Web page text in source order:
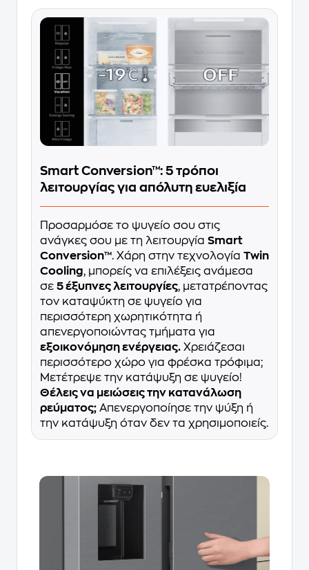
Smart Conversion™: 5 τρόποι
λειτουργίας για απόλυτη ευελιξία
Προσαρμόσε το ψυγείο σου στις
ανάγκες σου με τη λειτουργία Smart
Conversion™. Χάρη στην τεχνολογία Twin
Cooling, μπορείς να επιλέξεις ανάμεσα
σε 5 έξυπνες λειτουργίες, μετατρέποντας
τον καταψύκτη σε ψυγείο για
περισσότερη χωρητικότητα ή
απενεργοποιώντας τμήματα για
εξοικονόμηση ενέργειας. Χρειάζεσαι
περισσότερο χώρο για φρέσκα τρόφιμα;
Μετέτρεψε την κατάψυξη σε ψυγείο!
Θέλεις να μειώσεις την κατανάλωση
ρεύματος; Απενεργοποίησε την ψύξη ή
την κατάψυξη όταν δεν τα χρησιμοποιείς.